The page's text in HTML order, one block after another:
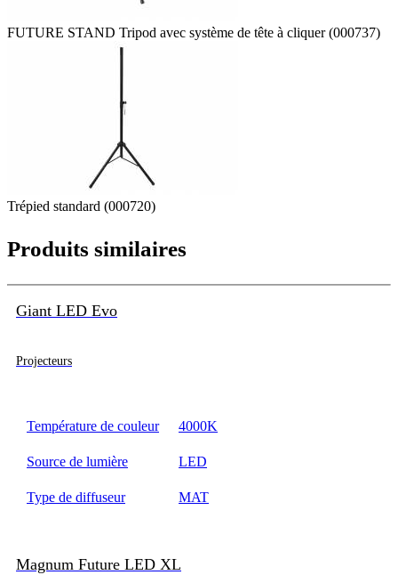
FUTURE STAND Tripod avec système de tête à cliquer (000737)
Trépied standard (000720)
Produits similaires
Giant LED Evo
Projecteurs
Température de couleur 4000K
Source de lumière LED
Type de diffuseur MAT
Magnum Future LED XL